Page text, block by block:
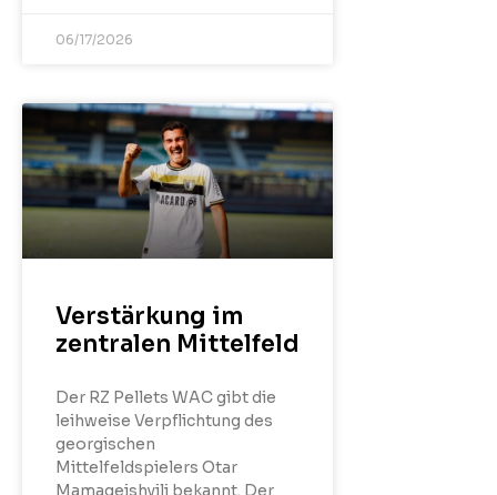
06/17/2026
Verstärkung im
zentralen Mittelfeld
Der RZ Pellets WAC gibt die
leihweise Verpflichtung des
georgischen
Mittelfeldspielers Otar
Mamageishvili bekannt. Der